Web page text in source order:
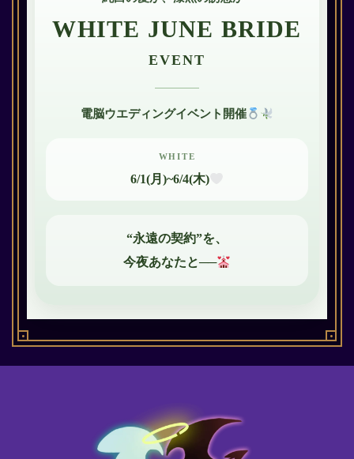
WHITE JUNE BRIDE
EVENT
電脳ウエディングイベント開催
WHITE
6/1(月)~6/4(木)
“永遠の契約”を、
今夜あなたと──